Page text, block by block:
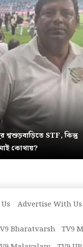
শ্বশুড়বাড়িতে STF, কিন্তু
কোথায়?
Advertise With Us
Bharatvarsh TV9